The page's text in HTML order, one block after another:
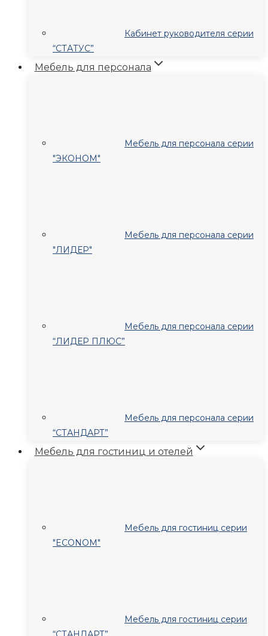
Кабинет руководителя серии
“СТАТУС”
Мебель для персонала
Мебель для персонала серии
"ЭКОНОМ"
Мебель для персонала серии
"ЛИДЕР"
Мебель для персонала серии
“ЛИДЕР ПЛЮС”
Мебель для персонала серии
“СТАНДАРТ”
Мебель для гостиниц и отелей
Мебель для гостиниц серии
"ECONOM"
Мебель для гостиниц серии